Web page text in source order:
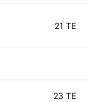
21 TE
23 TE